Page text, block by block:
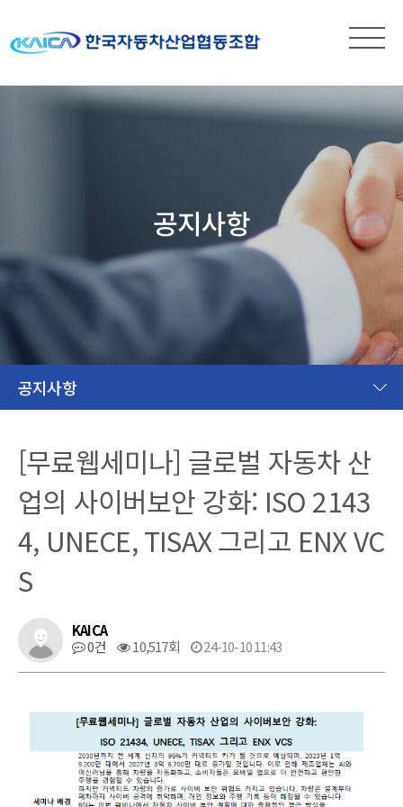
공지사항
공지사항
[무료웹세미나] 글로벌 자동차 산
업의 사이버보안 강화: ISO 2143
4, UNECE, TISAX 그리고 ENX VC
S
KAICA
0건
10,517회 24-10-10 11:43